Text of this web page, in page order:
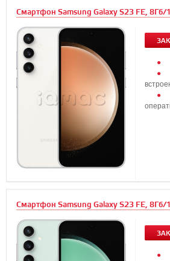
Смартфон Samsung Galaxy S23 FE,
Смартфон Samsung Galaxy S23 FE,